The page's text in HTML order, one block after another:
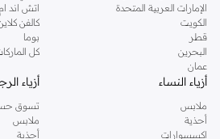
دوروثي بيركنز الشهيرة. تصفحي المجموعة كاملة في
استخدمي القائمة لتحديد تجربة تسوق دوروثي بيركنز
والدعم الاستثنائي يضمن لك تجربة تسوق ممتعة
الإمارات العربية المتحدة
الكويت
قطر
البحرين
عمان
اتش اند ام
كالفن
بوما
كل
أزياء النساء
ملابس
أحذية
اكسسوارات
أزياء
تسوق
ملابس
أحذية